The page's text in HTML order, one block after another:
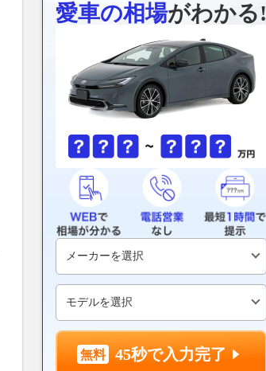
愛車の相場がわかる!
45秒で入力完了